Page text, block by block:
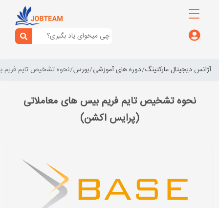
آژانس دیجیتال مارکتینگ دوره های آموزشی بورس نحوه تشخیص تایم
نحوه تشخیص تایم فریم بیس های معاملاتی
(پرایس اکشن)